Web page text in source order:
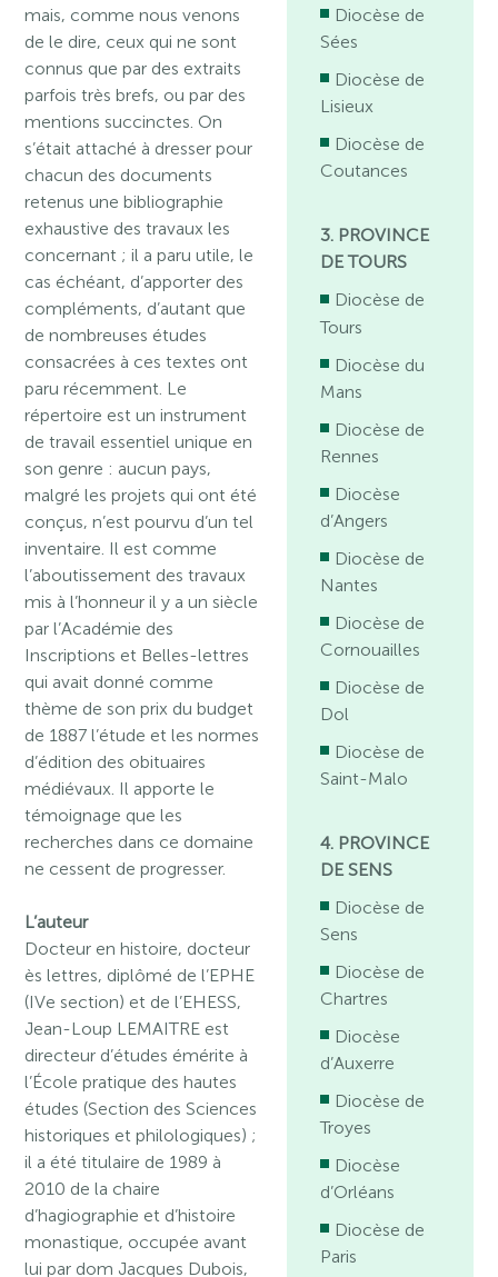
mais, comme nous venons
de le dire, ceux qui ne sont
connus que par des extraits
parfois très brefs, ou par des
mentions succinctes. On
s’était attaché à dresser pour
chacun des documents
retenus une bibliographie
exhaustive des travaux les
concernant ; il a paru utile, le
cas échéant, d’apporter des
compléments, d’autant que
de nombreuses études
consacrées à ces textes ont
paru récemment. Le
répertoire est un instrument
de travail essentiel unique en
son genre : aucun pays,
malgré les projets qui ont été
conçus, n’est pourvu d’un tel
inventaire. Il est comme
l’aboutissement des travaux
mis à l’honneur il y a un siècle
par l’Académie des
Inscriptions et Belles-lettres
qui avait donné comme
thème de son prix du budget
de 1887 l’étude et les normes
d’édition des obituaires
médiévaux. Il apporte le
témoignage que les
recherches dans ce domaine
ne cessent de progresser.
L’auteur
Docteur en histoire, docteur
ès lettres, diplômé de l’EPHE
(IVe section) et de l’EHESS,
Jean-Loup LEMAITRE est
directeur d’études émérite à
l’École pratique des hautes
études (Section des Sciences
historiques et philologiques) ;
il a été titulaire de 1989 à
2010 de la chaire
d’hagiographie et d’histoire
monastique, occupée avant
lui par dom Jacques Dubois,
Diocèse de
Sées
Diocèse de
Lisieux
Diocèse de
Coutances
3. PROVINCE
DE TOURS
Diocèse de
Tours
Diocèse du
Mans
Diocèse de
Rennes
Diocèse
d’Angers
Diocèse de
Nantes
Diocèse de
Cornouailles
Diocèse de
Dol
Diocèse de
Saint-Malo
4. PROVINCE
DE SENS
Diocèse de
Sens
Diocèse de
Chartres
Diocèse
d’Auxerre
Diocèse de
Troyes
Diocèse
d’Orléans
Diocèse de
Paris